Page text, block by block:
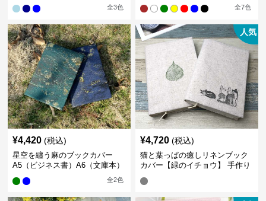
全3色 全7色
¥4,420 (税込)
星空を纏う麻のブックカバー
A5（ビジネス書）A6（文庫本）
全2色
人気
¥4,720 (税込)
猫と葉っぱの癒しリネンブック
カバー【緑のイチョウ】 手作り